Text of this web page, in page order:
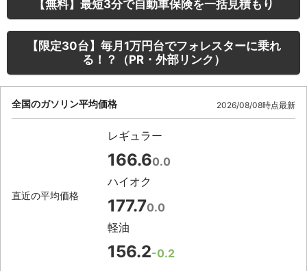
【無料】最短3分で自動車保険を一括見積もり
【限定30台】毎月1万円台でフォレスターに乗れ
る！？（PR・外部リンク）
全国のガソリン平均価格 2026/08/08時点最新
直近の平均価格
レギュラー
166.60.0
ハイオク
177.70.0
軽油
156.2-0.2